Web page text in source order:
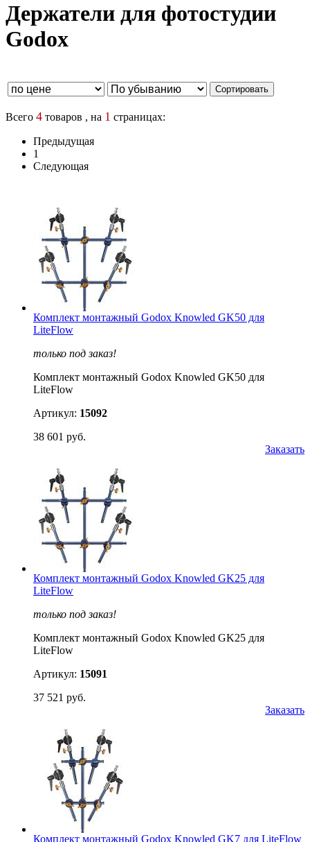
Держатели для фотостудии
Godox
Всего 4 товаров , на 1 страницах:
Предыдущая
1
Следующая
Комплект монтажный Godox Knowled GK50 для
LiteFlow
только под заказ!
Комплект монтажный Godox Knowled GK50 для
LiteFlow
Артикул: 15092
38 601 руб.
Заказать
Комплект монтажный Godox Knowled GK25 для
LiteFlow
только под заказ!
Комплект монтажный Godox Knowled GK25 для
LiteFlow
Артикул: 15091
37 521 руб.
Заказать
Комплект монтажный Godox Knowled GK7 для LiteFlow